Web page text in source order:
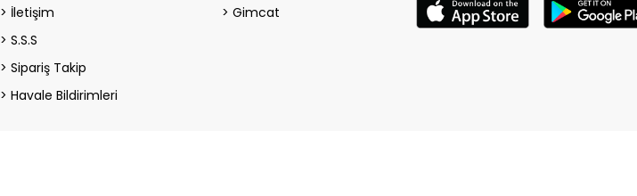
İletişim
S.S.S
Sipariş Takip
Havale Bildirimleri
Gimcat